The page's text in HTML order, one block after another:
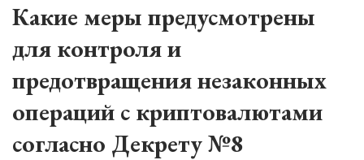
Какие меры предусмотрены
для контроля и
предотвращения незаконных
операций с криптовалютами
согласно Декрету №8